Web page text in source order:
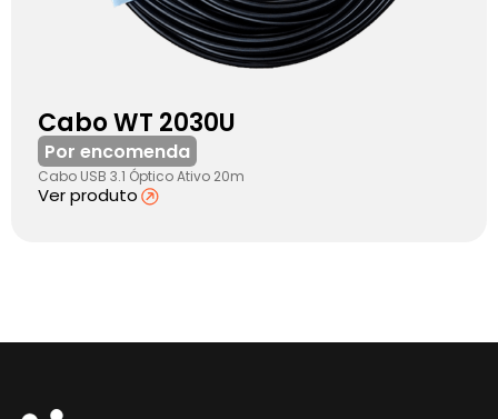
Cabo WT 2030U
Por encomenda
Cabo USB 3.1 Óptico Ativo 20m
Ver produto